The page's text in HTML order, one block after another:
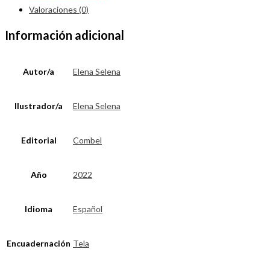
Valoraciones (0)
Información adicional
Autor/a Elena Selena
Ilustrador/a Elena Selena
Editorial Combel
Año 2022
Idioma Español
Encuadernación Tela